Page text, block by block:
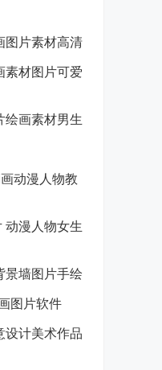
图片素材高清
素材图片可爱
绘画素材男生
动漫人物教
动漫人物女生
景墙图片手绘
图片软件
设计美术作品